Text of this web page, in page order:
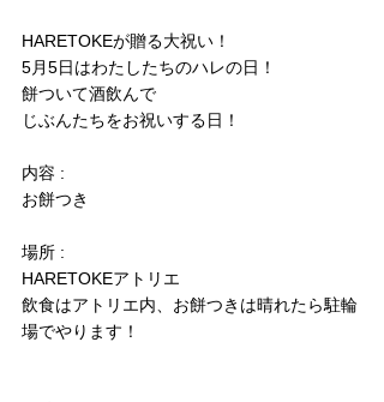
HARETOKEが贈る大祝い！
5月5日はわたしたちのハレの日！
餅ついて酒飲んで
じぶんたちをお祝いする日！
内容 :
お餅つき
場所 :
HARETOKEアトリエ
飲食はアトリエ内、お餅つきは晴れたら駐輪
場でやります！